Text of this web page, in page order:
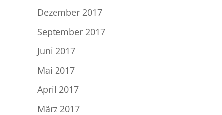
Dezember 2017
September 2017
Juni 2017
Mai 2017
April 2017
März 2017